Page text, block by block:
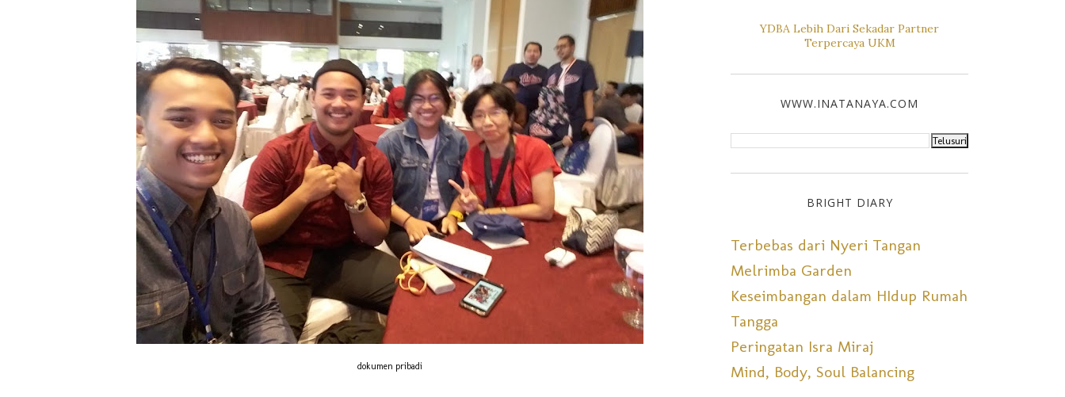
dokumen pribadi
YDBA Lebih Dari Sekadar Partner
Terpercaya UKM
WWW.INATANAYA.COM
BRIGHT DIARY
Terbebas dari Nyeri Tangan
Melrimba Garden
Keseimbangan dalam HIdup Rumah
Tangga
Peringatan Isra Miraj
Mind, Body, Soul Balancing